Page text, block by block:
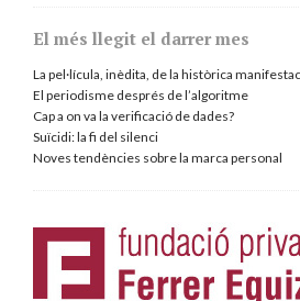
El més llegit el darrer mes
La pel·lícula, inèdita, de la històrica
El periodisme després de l’algoritme
Cap a on va la verificació de dades?
Suïcidi: la fi del silenci
Noves tendències sobre la marca personal